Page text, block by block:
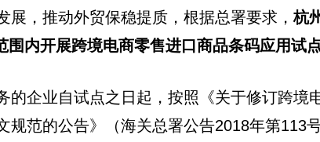
展，推动外贸保稳提质，根据总署要求，杭
围内开展跨境电商零售进口商品条码应用试
的企业自试点之日起，按照《关于修订跨境
范的公告》（海关总署公告2018年第113号